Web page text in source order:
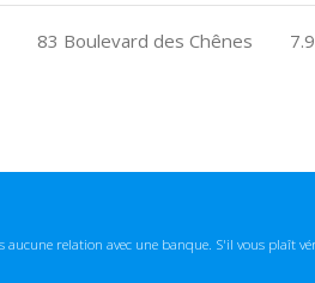
83 Boulevard des Chênes
relation avec une banque. S'il vous plaît